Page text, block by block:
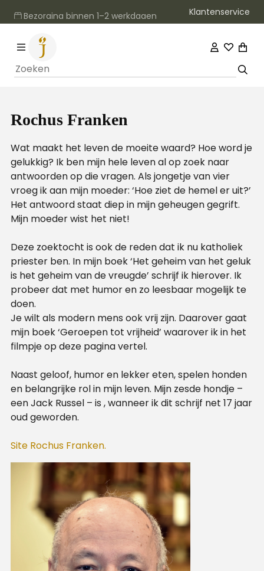
Bezorging binnen 1–2 werkdagen Klantenservice
Rochus Franken
Wat maakt het leven de moeite waard? Hoe word je
gelukkig? Ik ben mijn hele leven al op zoek naar
antwoorden op die vragen. Als jongetje van vier
vroeg ik aan mijn moeder: ‘Hoe ziet de hemel er uit?’
Het antwoord staat diep in mijn geheugen gegrift.
Mijn moeder wist het niet!
Deze zoektocht is ook de reden dat ik nu katholiek
priester ben. In mijn boek ‘Het geheim van het geluk
is het geheim van de vreugde’ schrijf ik hierover. Ik
probeer dat met humor en zo leesbaar mogelijk te
doen.
Je wilt als modern mens ook vrij zijn. Daarover gaat
mijn boek ‘Geroepen tot vrijheid’ waarover ik in het
filmpje op deze pagina vertel.
Naast geloof, humor en lekker eten, spelen honden
en belangrijke rol in mijn leven. Mijn zesde hondje –
een Jack Russel – is , wanneer ik dit schrijf net 17 jaar
oud geworden.
Site Rochus Franken.